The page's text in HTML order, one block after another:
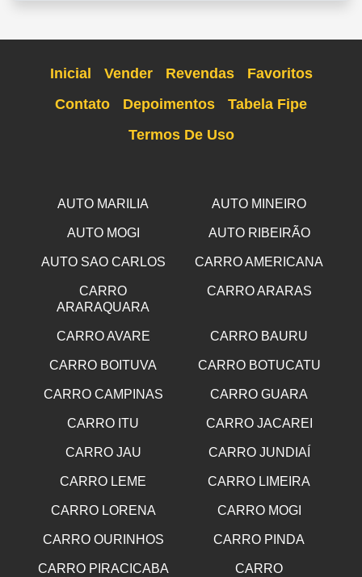
Inicial Vender Revendas
Favoritos
Contato
Depoimentos
Tabela Fipe
Termos De Uso
AUTO MARILIA AUTO MINEIRO
AUTO MOGI AUTO RIBEIRÃO
AUTO SAO CARLOS CARRO AMERICANA
CARRO
ARARAQUARA
CARRO ARARAS
CARRO AVARE CARRO BAURU
CARRO BOITUVA CARRO BOTUCATU
CARRO CAMPINAS CARRO GUARA
CARRO ITU CARRO JACAREI
CARRO JAU CARRO JUNDIAÍ
CARRO LEME CARRO LIMEIRA
CARRO LORENA CARRO MOGI
CARRO OURINHOS CARRO PINDA
CARRO PIRACICABA
CARRO